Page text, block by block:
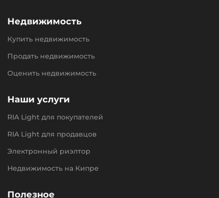
Недвижимость
Купить недвижимость
Продать недвижимость
Оценить недвижимость
Наши услуги
RIA Light для покупателей
RIA Light для продавцов
Электронный риэлтор
Недвижимость на Кипре
Полезное